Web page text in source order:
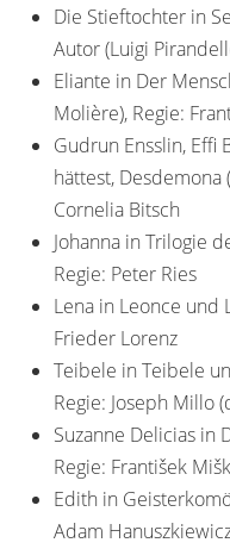
Die Stieftochter in
Autor (Luigi
Eliante in Der
Molière), Regie:
Gudrun Ensslin, Effi
hättest, Desdemona
Cornelia Bitsch
Johanna in Trilogie
Regie: Peter Ries
Lena in Leonce und
Frieder Lorenz
Teibele in Teibele
Regie: Joseph Millo
Suzanne Delicias in
Regie: František
Edith in
Adam